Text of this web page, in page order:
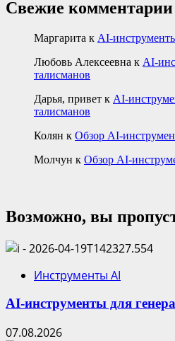
Свежие комментарии
Маргарита к AI-
Любовь Алексеевна к AI-
талисманов
Дарья, привет к AI-
талисманов
Колян к Обзор AI-
Молчун к Обзор AI-
Возможно, вы
Инструменты AI
AI-инструменты для
07.08.2026